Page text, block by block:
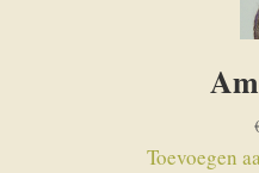
Toevoegen